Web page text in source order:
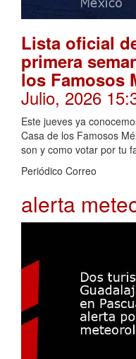
Lista oficial
primera
los Famosos
Julio, 2026
Este jueves ya
Casa de los Famosos
son y como votar por tu
Periódico Correo
alerta